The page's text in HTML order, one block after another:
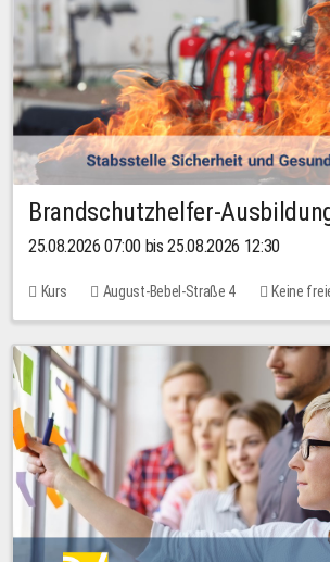
Brandschutzhelfer-
25.08.2026 07:00 bis 25.08.2026 12:30
Kurs August-Bebel-Straße 4 Keine